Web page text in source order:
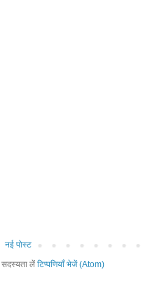
नई पोस्ट
सदस्यता लें टिप्पणियाँ भेजें (Atom)